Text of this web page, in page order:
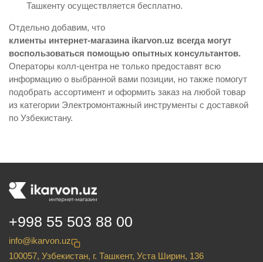
Ташкенту осуществляется бесплатно.
Отдельно добавим, что
клиенты интернет-магазина ikarvon.uz всегда могут
воспользоваться помощью опытных консультантов.
Операторы колл-центра не только предоставят всю
информацию о выбранной вами позиции, но также помогут
подобрать ассортимент и оформить заказ на любой товар
из категории Электромонтажный инструменты с доставкой
по Узбекистану.
+998 55 503 88 00
info@ikarvon.uz
100057, Узбекистан, г. Ташкент, Уста Ширин, 136